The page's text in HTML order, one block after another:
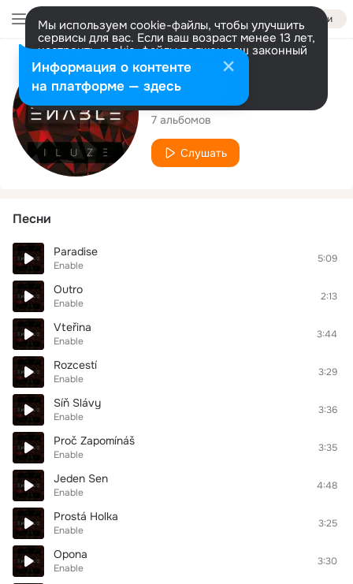
Войти
Мы используем cookie-файлы, чтобы улучшить
сервисы для вас. Если ваш возраст менее 13 лет,
настроить cookie-файлы должен ваш законный
представитель. Больше информации
Разрешить все Настроить
Исполнитель
Enable
7 альбомов
Слушать
Песни
Paradise
Enable
5:09
Outro
Enable
2:13
Vteřina
Enable
3:44
Rozcestí
Enable
3:29
Síň Slávy
Enable
3:36
Proč Zapomínáš
Enable
3:35
Jeden Sen
Enable
4:48
Prostá Holka
Enable
3:25
Opona
Enable
3:30
Информация о контенте
на платформе — здесь